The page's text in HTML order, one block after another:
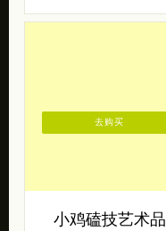
小鸡磕技艺术品
去购买